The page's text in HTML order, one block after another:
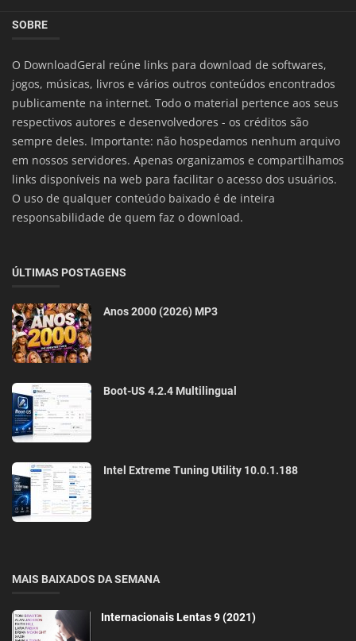
SOBRE
O DownloadGeral reúne links para download de softwares,
jogos, músicas, livros e vários outros conteúdos encontrados
publicamente na internet. Todo o material pertence aos seus
respectivos autores e desenvolvedores - os créditos são
sempre deles. Importante: não hospedamos nenhum arquivo
em nossos servidores. Apenas organizamos e compartilhamos
links disponíveis na web para facilitar o acesso dos usuários.
O uso de qualquer conteúdo baixado é de inteira
responsabilidade de quem faz o download.
ÚLTIMAS POSTAGENS
Anos 2000 (2026) MP3
Boot-US 4.2.4 Multilingual
Intel Extreme Tuning Utility 10.0.1.188
MAIS BAIXADOS DA SEMANA
Internacionais Lentas 9 (2021)